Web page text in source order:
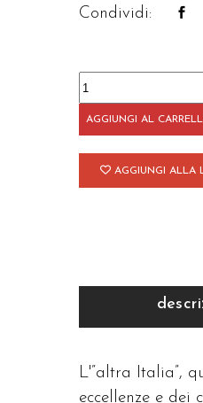
Condividi:
Mille
Italie
quantità
AGGIUNGI AL
AGGIUNGI ALLA
L'”altra Italia”,
eccellenze e dei